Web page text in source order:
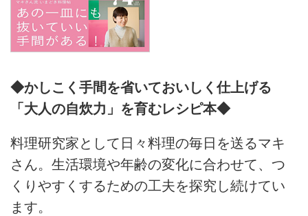
◆かしこく手間を省いておいしく仕上げる
「大人の自炊力」を育むレシピ本◆
料理研究家として日々料理の毎日を送るマキ
さん。生活環境や年齢の変化に合わせて、つ
くりやすくするための工夫を探究し続けてい
ます。